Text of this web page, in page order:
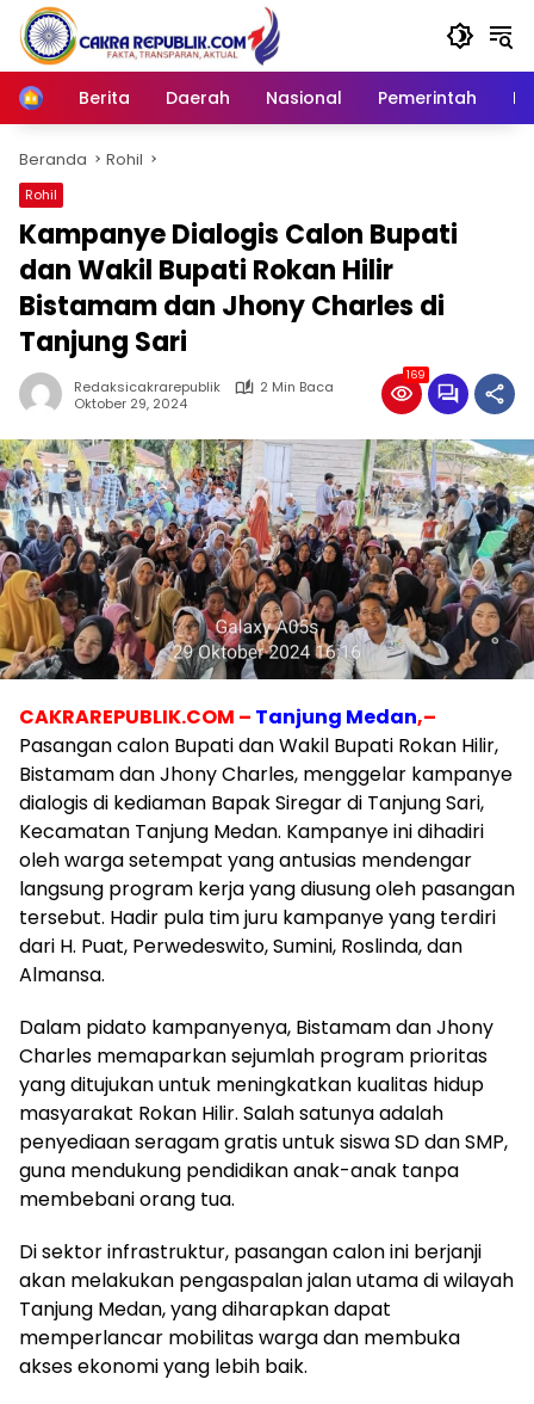
Langsung
konten
Home
Berita Daerah Nasional Pemerintah
Beranda Rohil
Rohil
Kampanye Dialogis Calon Bupati
dan Wakil Bupati Rokan Hilir
Bistamam dan Jhony Charles di
Tanjung Sari
Redaksicakrarepublik
2 Min Baca
Oktober 29, 2024
169
CAKRAREPUBLIK.COM – Tanjung Medan,–
Pasangan calon Bupati dan Wakil Bupati Rokan Hilir,
Bistamam dan Jhony Charles, menggelar kampanye
dialogis di kediaman Bapak Siregar di Tanjung Sari,
Kecamatan Tanjung Medan. Kampanye ini dihadiri
oleh warga setempat yang antusias mendengar
langsung program kerja yang diusung oleh pasangan
tersebut. Hadir pula tim juru kampanye yang terdiri
dari H. Puat, Perwedeswito, Sumini, Roslinda, dan
Almansa.
Dalam pidato kampanyenya, Bistamam dan Jhony
Charles memaparkan sejumlah program prioritas
yang ditujukan untuk meningkatkan kualitas hidup
masyarakat Rokan Hilir. Salah satunya adalah
penyediaan seragam gratis untuk siswa SD dan SMP,
guna mendukung pendidikan anak-anak tanpa
membebani orang tua.
Di sektor infrastruktur, pasangan calon ini berjanji
akan melakukan pengaspalan jalan utama di wilayah
Tanjung Medan, yang diharapkan dapat
memperlancar mobilitas warga dan membuka
akses ekonomi yang lebih baik.